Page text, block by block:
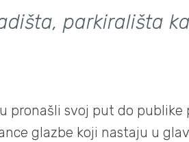
parkirališta
pronašli svoj put do publike
glazbe koji nastaju u